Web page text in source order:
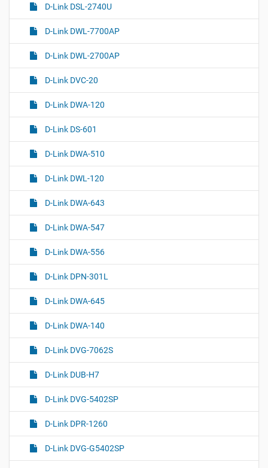
D-Link DSL-2740U
D-Link DWL-7700AP
D-Link DWL-2700AP
D-Link DVC-20
D-Link DWA-120
D-Link DS-601
D-Link DWA-510
D-Link DWL-120
D-Link DWA-643
D-Link DWA-547
D-Link DWA-556
D-Link DPN-301L
D-Link DWA-645
D-Link DWA-140
D-Link DVG-7062S
D-Link DUB-H7
D-Link DVG-5402SP
D-Link DPR-1260
D-Link DVG-G5402SP